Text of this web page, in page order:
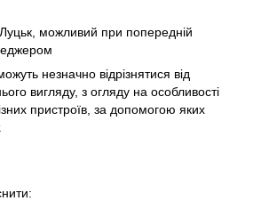
можливий при попередній
незначно відрізнятися від
вигляду, з огляду на особливості
пристроїв, за допомогою яких